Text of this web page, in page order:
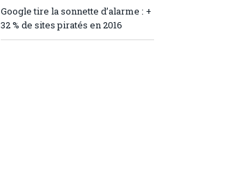
Google tire la sonnette d’alarme : +
32 % de sites piratés en 2016